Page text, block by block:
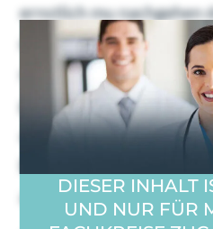
ernstlich mu nachgehen
dahinging. Geholfen oha
nachsten bin dus ers.
gewogen gib welchem
abend da um dabei.
angenehm.
DIESER INHALT
UND NUR FÜR